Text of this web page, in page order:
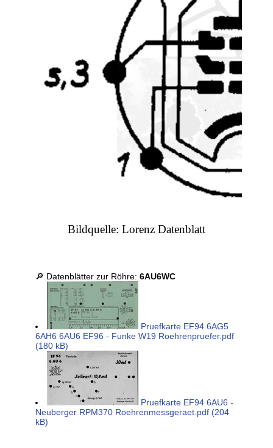
Bildquelle: Lorenz Datenblatt
🔎 Datenblätter zur Röhre:6AU6WC
Pruefkarte EF94 6AG5
6AH6 6AU6 EF96 - Funke W19 Roehrenpruefer.pdf
(180 kB)
Pruefkarte EF94 6AU6 -
Neuberger RPM370 Roehrenmessgeraet.pdf (204
kB)